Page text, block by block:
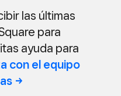
las últimas
para
ayuda para
con el equipo